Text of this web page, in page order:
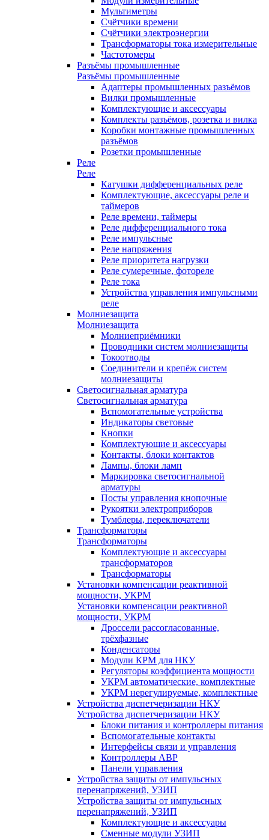
Мультиметры
Счётчики времени
Счётчики электроэнергии
Трансформаторы тока измерительные
Частотомеры
Разъёмы промышленные
Разъёмы промышленные
Адаптеры промышленных разъёмов
Вилки промышленные
Комплектующие и аксессуары
Комплекты разъёмов, розетка и вилка
Коробки монтажные промышленных
разъёмов
Розетки промышленные
Реле
Реле
Катушки дифференциальных реле
Комплектующие, аксессуары реле и
таймеров
Реле времени, таймеры
Реле дифференциального тока
Реле импульсные
Реле напряжения
Реле приоритета нагрузки
Реле сумеречные, фотореле
Реле тока
Устройства управления импульсными
реле
Молниезащита
Молниезащита
Молниеприёмники
Проводники систем молниезащиты
Токоотводы
Соединители и крепёж систем
молниезащиты
Светосигнальная арматура
Светосигнальная арматура
Вспомогательные устройства
Индикаторы световые
Кнопки
Комплектующие и аксессуары
Контакты, блоки контактов
Лампы, блоки ламп
Маркировка светосигнальной
арматуры
Посты управления кнопочные
Рукоятки электроприборов
Тумблеры, переключатели
Трансформаторы
Трансформаторы
Комплектующие и аксессуары
трансформаторов
Трансформаторы
Установки компенсации реактивной
мощности, УКРМ
Установки компенсации реактивной
мощности, УКРМ
Дроссели рассогласованные,
трёхфазные
Конденсаторы
Модули КРМ для НКУ
Регуляторы коэффициента мощности
УКРМ автоматические, комплектные
УКРМ нерегулируемые, комплектные
Устройства диспетчеризации НКУ
Устройства диспетчеризации НКУ
Блоки питания и контроллеры питания
Вспомогательные контакты
Интерфейсы связи и управления
Контроллеры АВР
Панели управления
Устройства защиты от импульсных
перенапряжений, УЗИП
Устройства защиты от импульсных
перенапряжений, УЗИП
Комплектующие и аксессуары
Сменные модули УЗИП